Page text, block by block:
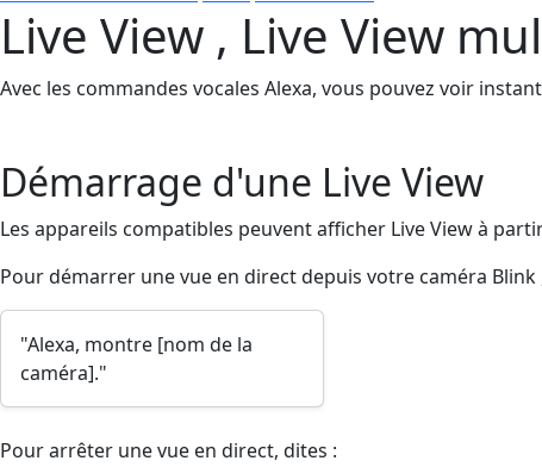
Live View , Live View
Avec les commandes vocales Alexa, vous pouvez voir
Démarrage d'une Live View
Les appareils compatibles peuvent afficher Live View à
Pour démarrer une vue en direct depuis votre caméra Blink
"Alexa, montre [nom de la
caméra]."
Pour arrêter une vue en direct, dites :